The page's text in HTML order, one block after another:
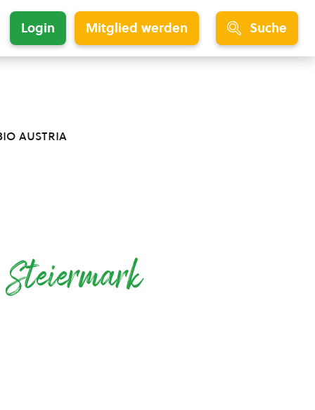
Login Mitglied werden Suche
austria
Steiermark